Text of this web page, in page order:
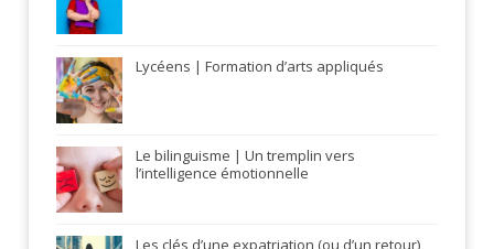
Lycéens | Formation d’arts appliqués
Le bilinguisme | Un tremplin vers
l’intelligence émotionnelle
Les clés d’une expatriation (ou d’un retour)